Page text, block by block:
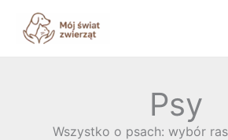
Przejdź
treści
Psy
Wszystko o psach: wybór